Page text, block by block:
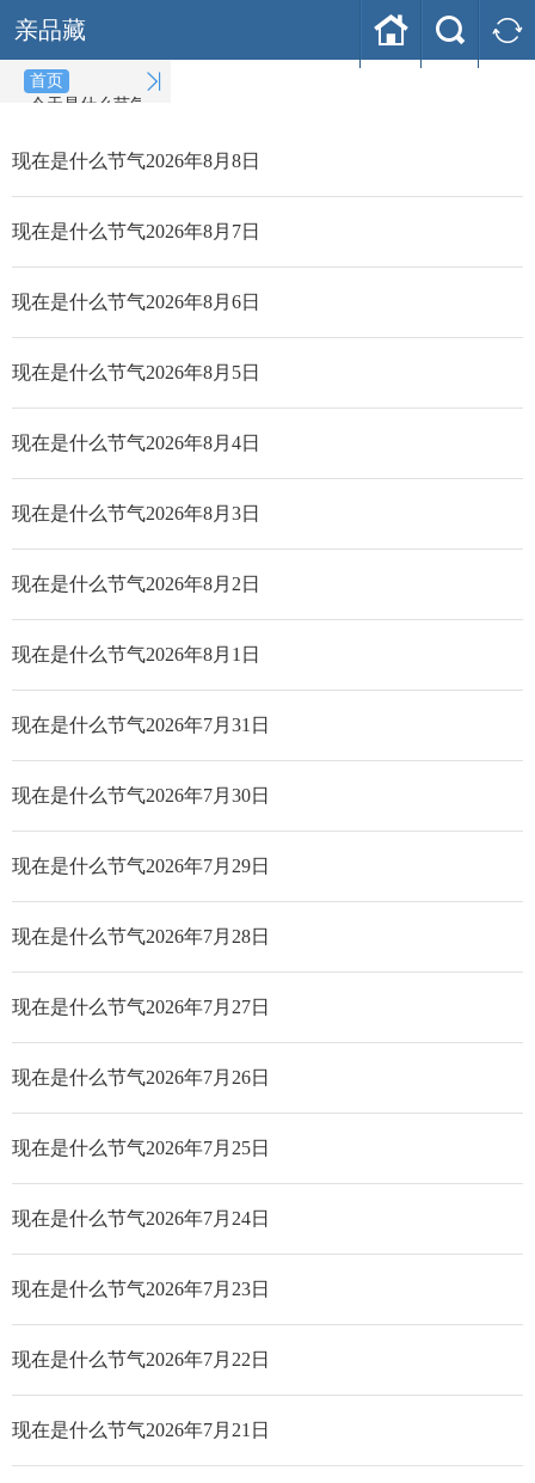
亲品藏   
首页
今天是什么节气

现在是什么节气2026年8月8日
现在是什么节气2026年8月7日
现在是什么节气2026年8月6日
现在是什么节气2026年8月5日
现在是什么节气2026年8月4日
现在是什么节气2026年8月3日
现在是什么节气2026年8月2日
现在是什么节气2026年8月1日
现在是什么节气2026年7月31日
现在是什么节气2026年7月30日
现在是什么节气2026年7月29日
现在是什么节气2026年7月28日
现在是什么节气2026年7月27日
现在是什么节气2026年7月26日
现在是什么节气2026年7月25日
现在是什么节气2026年7月24日
现在是什么节气2026年7月23日
现在是什么节气2026年7月22日
现在是什么节气2026年7月21日